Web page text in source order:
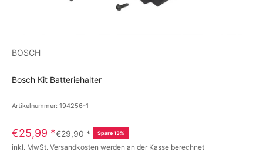
BOSCH
Bosch Kit Batteriehalter
Artikelnummer: 194256-1
€25,99 *€29,90* Spare 13%
inkl. MwSt. Versandkosten werden an der Kasse berechnet